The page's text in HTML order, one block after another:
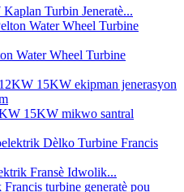
Turbin Jeneratè...
Water Wheel Turbine
15KW mikwo santral
Fransè Idwolik...